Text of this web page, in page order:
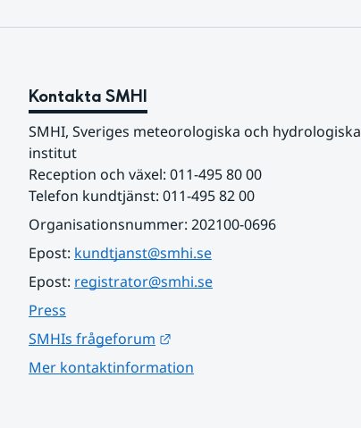
Kontakta SMHI
SMHI, Sveriges meteorologiska och hydrologiska
institut
Reception och växel: 011-495 80 00
Telefon kundtjänst: 011-495 82 00
Organisationsnummer: 202100-0696
Epost: kundtjanst@smhi.se
Epost: registrator@smhi.se
Press
SMHIs frågeforum
Mer kontaktinformation